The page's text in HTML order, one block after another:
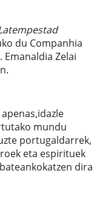
du Companhia
Zelai
mundu
portugaldarrek,
eta espirituek
dira